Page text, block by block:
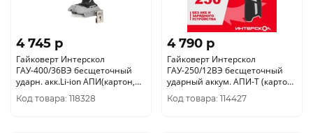
4 745 p
Гайковерт Интерскол
ГАУ-400/36ВЭ бесщеточный
ударн. акк.Li-ion АПИ(картон,
без акк. ЗУ)859.0.0.70
Код товара: 118328
4 790 p
Гайковерт Интерскол
ГАУ-250/12ВЭ бесщеточный
ударный аккум. АПИ-Т (картон,
без акк/ЗУ) 804.1.0.70
Код товара: 114427